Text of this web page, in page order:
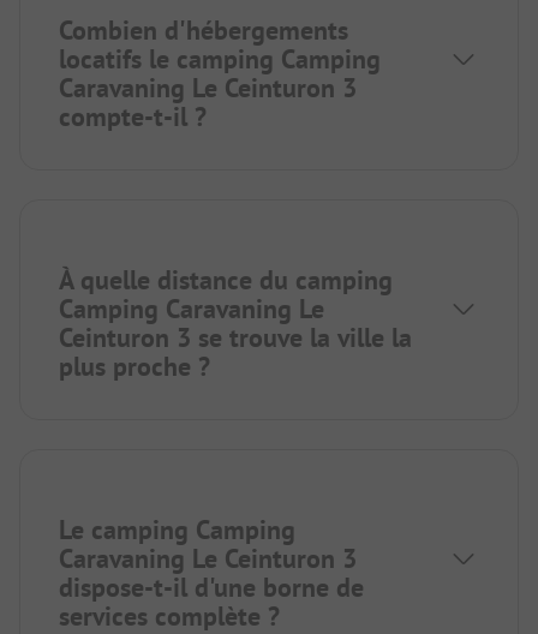
Combien d'hébergements
locatifs le camping Camping
Caravaning Le Ceinturon 3
compte-t-il ?
À quelle distance du camping
Camping Caravaning Le
Ceinturon 3 se trouve la ville la
plus proche ?
Le camping Camping
Caravaning Le Ceinturon 3
dispose-t-il d'une borne de
services complète ?